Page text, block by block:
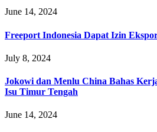
June 14, 2024
Freeport Indonesia Dapat Izin
July 8, 2024
Jokowi dan Menlu China Bahas
Isu Timur Tengah
June 14, 2024